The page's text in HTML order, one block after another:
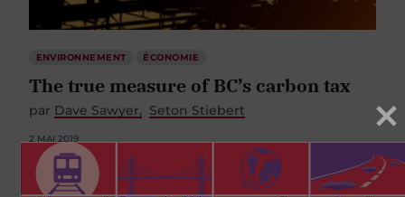
ENVIRONNEMENT ÉCONOMIE
The true measure of BC’s carbon tax
par Dave Sawyer Seton Stiebert
2 MAI 2019